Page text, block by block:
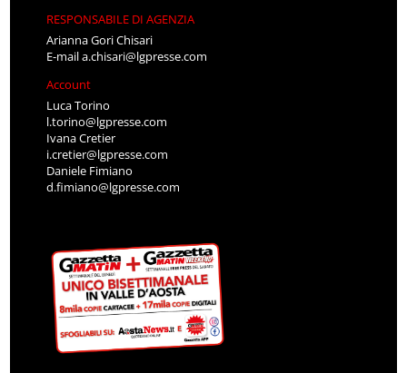
RESPONSABILE DI AGENZIA
Arianna Gori Chisari
E-maila.chisari@lgpresse.com
Account
Luca Torino
l.torino@lgpresse.com
Ivana Cretier
i.cretier@lgpresse.com
Daniele Fimiano
d.fimiano@lgpresse.com